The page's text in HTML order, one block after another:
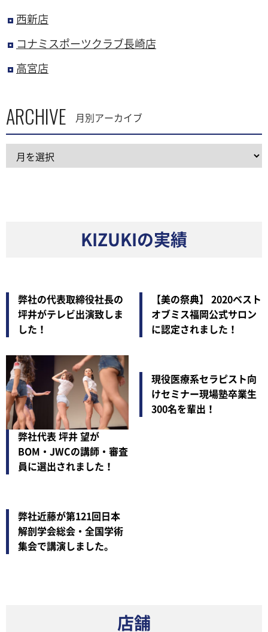
西新店
コナミスポーツクラブ長崎店
高宮店
ARCHIVE 月別アーカイブ
KIZUKIの実績
弊社の代表取締役社長の
坪井がテレビ出演致しま
した！
【美の祭典】 2020ベスト
オブミス福岡公式サロン
に認定されました！
弊社代表 坪井 望が
BOM・JWCの講師・審査
員に選出されました！
現役医療系セラピスト向
けセミナー現場塾卒業生
300名を輩出！
弊社近藤が第121回日本
解剖学会総会・全国学術
集会で講演しました。
店舗